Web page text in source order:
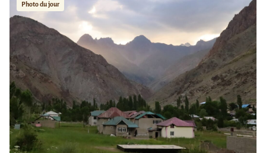
Photo du jour